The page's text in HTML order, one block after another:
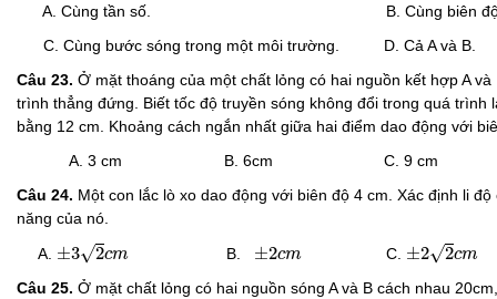
A. Cùng tần số. B. Cùng biên
C. Cùng bước sóng trong một môi trường. D. Cả A và B.
Câu 23. Ở mặt thoáng của một chất lỏng có hai nguồn kết hợp A
trình thẳng đứng. Biết tốc độ truyền sóng không đổi trong quá
bằng 12 cm. Khoảng cách ngắn nhất giữa hai điểm dao động với
A. 3 cm B. 6cm C. 9 cm D.
Câu 24. Một con lắc lò xo dao động với biên độ 4 cm. Xác định li
năng của nó.
A. ±3√2cm
± 32 cm
B. ±2cm
± 2cm C. ±2√2cm
± 22 cm
Câu 25. Ở mặt chất lỏng có hai nguồn sóng A và B cách nhau